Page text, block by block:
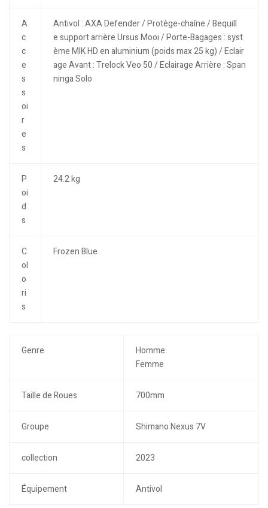
A
c
c
e
s
s
oi
r
e
s
Antivol : AXA Defender / Protège-chaîne / Bequill
e support arrière Ursus Mooi / Porte-Bagages : syst
ème MIK HD en aluminium (poids max 25 kg) / Eclair
age Avant : Trelock Veo 50 / Eclairage Arrière : Span
ninga Solo
P
oi
d
s
24.2 kg
C
ol
o
ri
s
Frozen Blue
Genre
Homme
Femme
Taille de Roues 700mm
Groupe Shimano Nexus 7V
collection 2023
Équipement Antivol